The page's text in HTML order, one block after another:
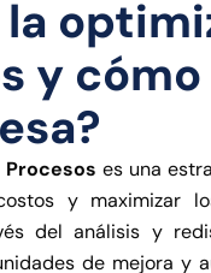
la
y
es una
y maximizar
del análisis y
de mejora y